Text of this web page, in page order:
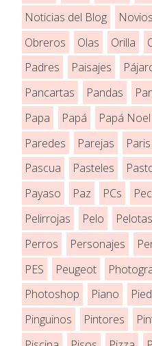
Noticias del Blog
Novios
Obreros
Olas Orilla
Padres
Paisajes
Pancartas
Pandas
Papa
Papá Papá Noel
Paredes
Parejas Paris
Pascua
Pasteles
Payaso
Paz PCs
Pelirrojas
Pelo Pelotas
Perros
Personajes
PES
Peugeot
Photoshop
Piano
Pinguinos
Pintores